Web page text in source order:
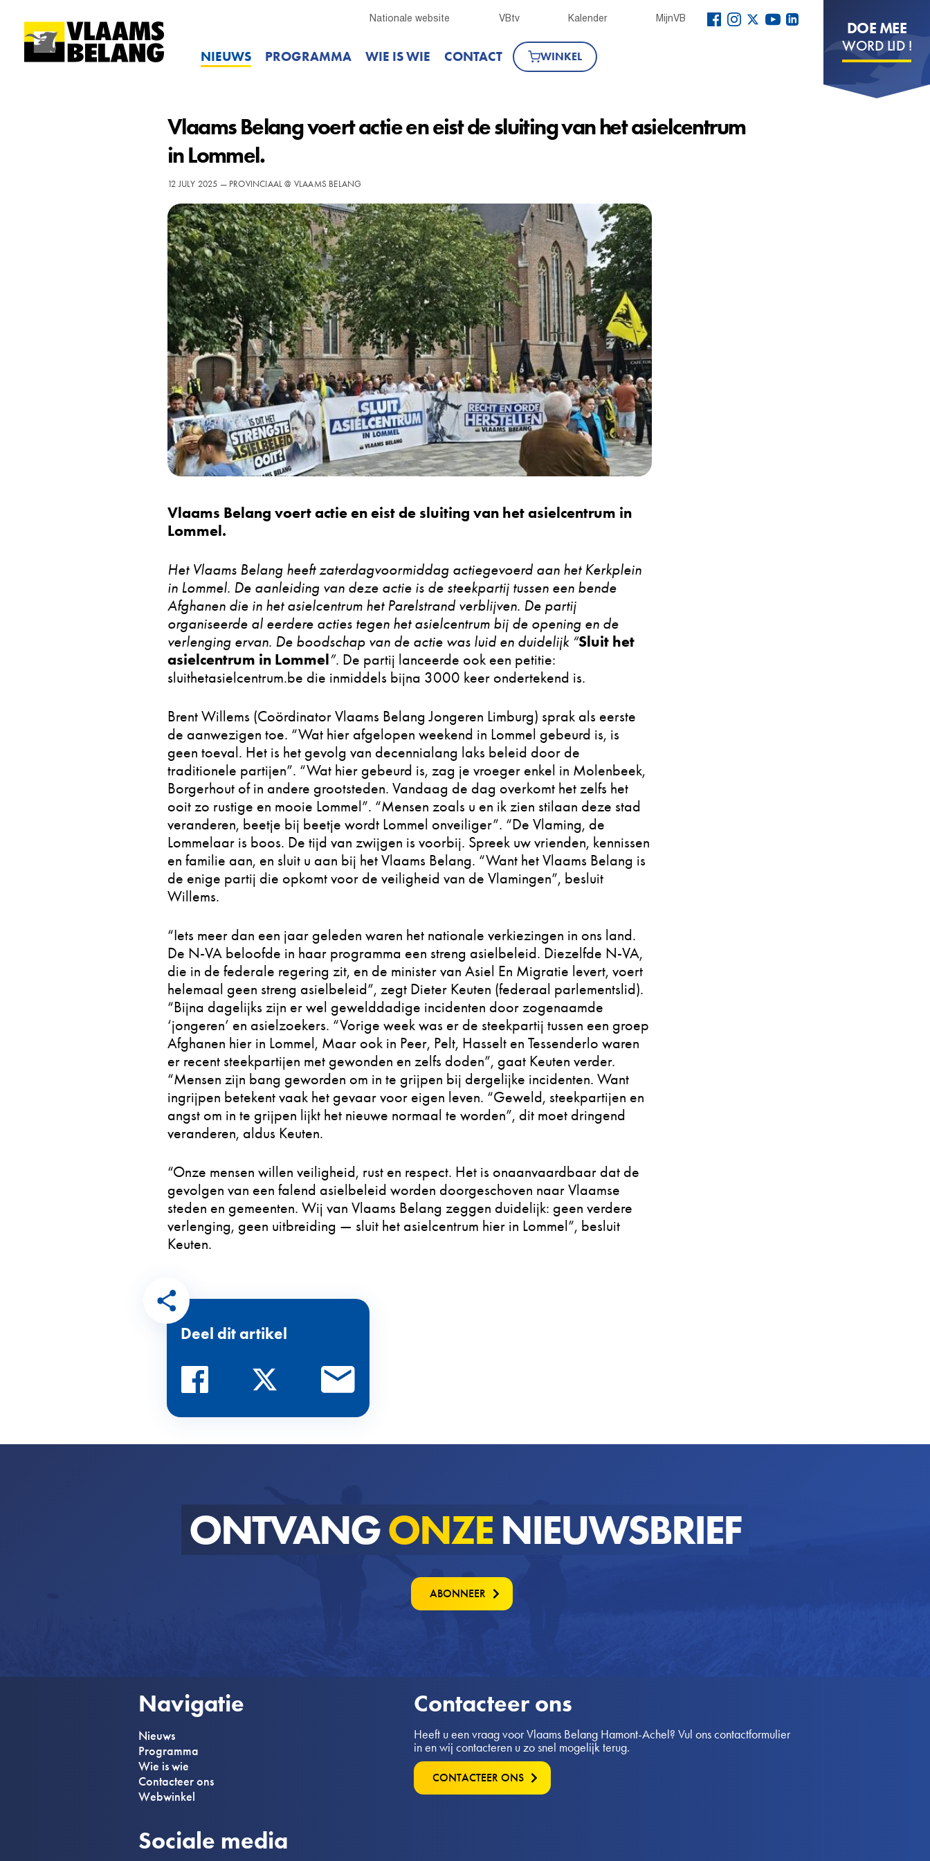
Nationale website VBtv Kalender MijnVB
NIEUWS PROGRAMMA WIE IS WIE CONTACT WINKEL
DOE MEE
WORD LID !
Vlaams Belang voert actie en eist de sluiting van het asielcentrum
in Lommel.
12 JULY 2025 — PROVINCIAAL @ VLAAMS BELANG
Vlaams Belang voert actie en eist de sluiting van het asielcentrum in
Lommel.
Het Vlaams Belang heeft zaterdagvoormiddag actiegevoerd aan het Kerkplein
in Lommel. De aanleiding van deze actie is de steekpartij tussen een bende
Afghanen die in het asielcentrum het Parelstrand verblijven. De partij
organiseerde al eerdere acties tegen het asielcentrum bij de opening en de
verlenging ervan. De boodschap van de actie was luid en duidelijk “Sluit het
asielcentrum in Lommel”. De partij lanceerde ook een petitie:
sluithetasielcentrum.be die inmiddels bijna 3000 keer ondertekend is.
Brent Willems (Coördinator Vlaams Belang Jongeren Limburg) sprak als eerste
de aanwezigen toe. “Wat hier afgelopen weekend in Lommel gebeurd is, is
geen toeval. Het is het gevolg van decennialang laks beleid door de
traditionele partijen”. “Wat hier gebeurd is, zag je vroeger enkel in Molenbeek,
Borgerhout of in andere grootsteden. Vandaag de dag overkomt het zelfs het
ooit zo rustige en mooie Lommel”. “Mensen zoals u en ik zien stilaan deze stad
veranderen, beetje bij beetje wordt Lommel onveiliger”. “De Vlaming, de
Lommelaar is boos. De tijd van zwijgen is voorbij. Spreek uw vrienden, kennissen
en familie aan, en sluit u aan bij het Vlaams Belang. “Want het Vlaams Belang is
de enige partij die opkomt voor de veiligheid van de Vlamingen”, besluit
Willems.
“Iets meer dan een jaar geleden waren het nationale verkiezingen in ons land.
De N-VA beloofde in haar programma een streng asielbeleid. Diezelfde N-VA,
die in de federale regering zit, en de minister van Asiel En Migratie levert, voert
helemaal geen streng asielbeleid”, zegt Dieter Keuten (federaal parlementslid).
“Bijna dagelijks zijn er wel gewelddadige incidenten door zogenaamde
‘jongeren’ en asielzoekers. “Vorige week was er de steekpartij tussen een groep
Afghanen hier in Lommel, Maar ook in Peer, Pelt, Hasselt en Tessenderlo waren
er recent steekpartijen met gewonden en zelfs doden”, gaat Keuten verder.
“Mensen zijn bang geworden om in te grijpen bij dergelijke incidenten. Want
ingrijpen betekent vaak het gevaar voor eigen leven. “Geweld, steekpartijen en
angst om in te grijpen lijkt het nieuwe normaal te worden”, dit moet dringend
veranderen, aldus Keuten.
“Onze mensen willen veiligheid, rust en respect. Het is onaanvaardbaar dat de
gevolgen van een falend asielbeleid worden doorgeschoven naar Vlaamse
steden en gemeenten. Wij van Vlaams Belang zeggen duidelijk: geen verdere
verlenging, geen uitbreiding — sluit het asielcentrum hier in Lommel”, besluit
Keuten.
Deel dit artikel
ONTVANGONZE NIEUWSBRIEF
ABONNEER
Navigatie
Nieuws
Programma
Wie is wie
Contacteer ons
Webwinkel
Sociale media
Contacteer ons
Heeft u een vraag voor Vlaams Belang Hamont-Achel? Vul ons contactformulier
in en wij contacteren u zo snel mogelijk terug.
CONTACTEER ONS